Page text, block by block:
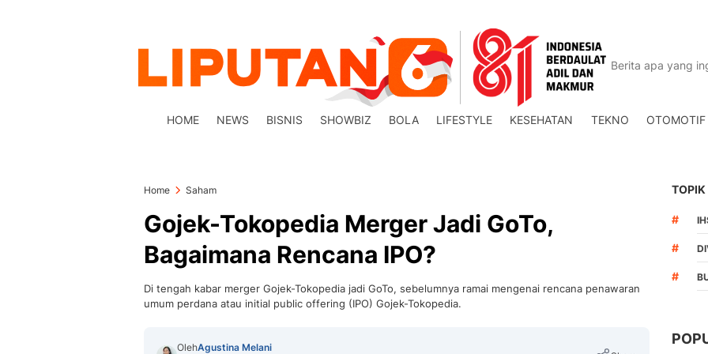
HOME NEWS BISNIS SHOWBIZ BOLA LIFESTYLE KESEHATAN TEKNO OTOMOTIF
Home Saham
Gojek-Tokopedia Merger Jadi GoTo,
Bagaimana Rencana IPO?
Di tengah kabar merger Gojek-Tokopedia jadi GoTo, sebelumnya ramai mengenai rencana penawaran
umum perdana atau initial public offering (IPO) Gojek-Tokopedia.
OlehAgustina Melani
TOPIK
#
#
#